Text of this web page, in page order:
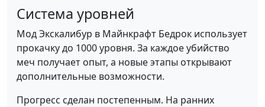
Система уровней
Мод Экскалибур в Майнкрафт Бедрок использует
прокачку до 1000 уровня. За каждое убийство
меч получает опыт, а новые этапы открывают
дополнительные возможности.
Прогресс сделан постепенным. На ранних